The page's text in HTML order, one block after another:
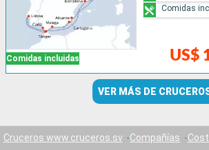
Comidas incluidas US$
Comidas
VER MÁS DE
Cruceros www.cruceros.sv Compañías